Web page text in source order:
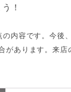
！
内容です。今後
があります。来